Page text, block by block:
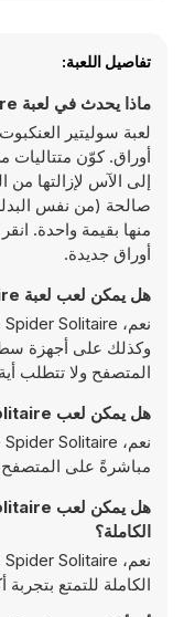
تفاصيل اللعبة:
ماذا يحدث في لعبة Huge Spider Solitaire؟
أوراق. كوّن
إلى الآس لإزالتها من
صالحة (من نفس
منها بقيمة واحدة.
أوراق جديدة.
هل يمكن لعب لعبة Huge Spider Solitaire على الجوال؟
وكذلك على أجهزة
المتصفح ولا تتطلب
هل يمكن لعب Huge Spider Solitaire مجانًا؟
مباشرةً على المتصفح
الكاملة؟
الكاملة للتمتع بتجربة